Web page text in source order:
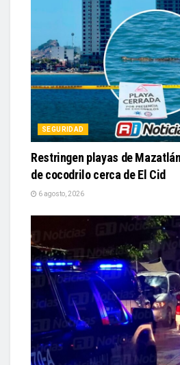
SEGURIDAD
Restringen playas de
de cocodrilo cerca de El Cid
6 agosto, 2026